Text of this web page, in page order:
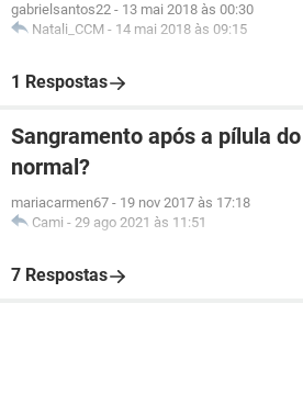
gabrielsantos22 - 13 mai 2018 às 00:30
Natali_CCM - 14 mai 2018 às 09:15
1 Respostas
Sangramento após a pílula
normal?
mariacarmen67 - 19 nov 2017 às 17:18
Cami - 29 ago 2021 às 11:51
7 Respostas